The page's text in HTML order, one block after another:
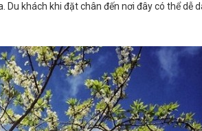
Du khách khi đặt chân đến nơi đây có thể dễ